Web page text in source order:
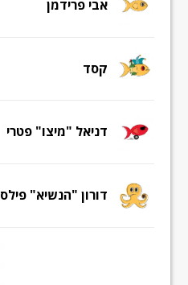
אבי פרידמן
קסד
דניאל "מיצו" פטרי
דורון "הנשיא" פילס